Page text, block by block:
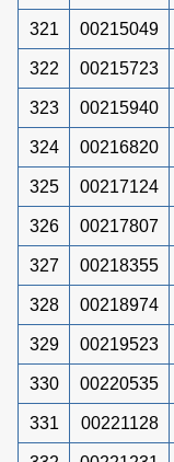
321 00215049
322 00215723
323 00215940
324 00216820
325 00217124
326 00217807
327 00218355
328 00218974
329 00219523
330 00220535
331 00221128